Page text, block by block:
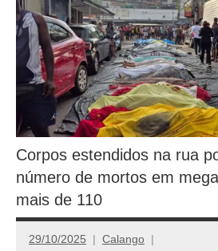
Corpos estendidos na rua
número de mortos em
mais de 110
29/10/2025 Calango